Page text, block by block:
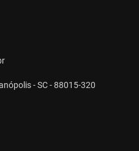
- SC - 88015-320